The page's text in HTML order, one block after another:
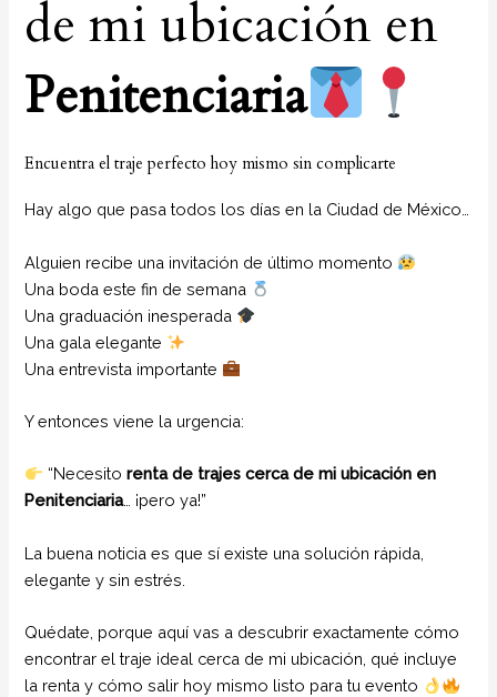
de mi ubicación en
Penitenciaria
Encuentra el traje perfecto hoy mismo sin complicarte
Hay algo que pasa todos los días en la Ciudad de México…
Alguien recibe una invitación de último momento
Una boda este fin de semana
Una graduación inesperada
Una gala elegante
Una entrevista importante
Y entonces viene la urgencia:
“Necesitorenta de trajes cerca de mi ubicación en
Penitenciaria… ¡pero ya!”
La buena noticia es que sí existe una solución rápida,
elegante y sin estrés.
Quédate, porque aquí vas a descubrir exactamente cómo
encontrar el traje ideal cerca de mi ubicación, qué incluye
la renta y cómo salir hoy mismo listo para tu evento